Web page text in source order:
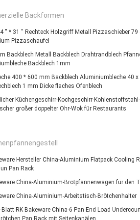
Backformen
'' * 31 '' Rechteck Holzgriff Metall Pizzaschieber 79
Pizzaschaufel
Backblech Metall Backblech Drahtrandblech
Backblech 1mm
400 * 600 mm Backblech Aluminiumbleche 40 x
1 mm Dicke flaches Ofenblech
Küchengeschirr-Kochgeschirr-Kohlenstoffstahl-
großer doppelter Ohr-Wok für Restaurants
Hersteller China-Aluminium Flatpack Cooling
Pan Rack
China-Aluminium-Brotpfannenwagen für den
China-Aluminium-Arbeitstisch-Brötchenhalter
Blatt RK Bakeware China-6 Pan End Load